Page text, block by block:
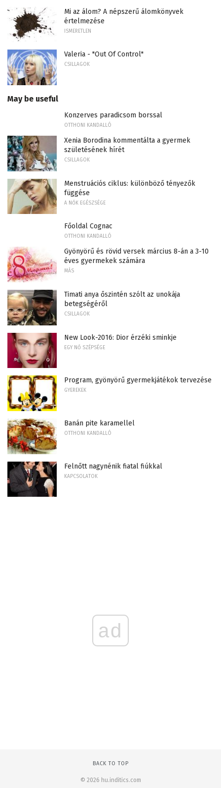
Mi az álom? A népszerű álomkönyvek
értelmezése
ISMERETLEN
Valeria - "Out Of Control"
CSILLAGOK
May be useful
Konzerves paradicsom borssal
OTTHONI KANDALLÓ
Xenia Borodina kommentálta a gyermek
születésének hírét
CSILLAGOK
Menstruációs ciklus: különböző tényezők
függése
A NŐK EGÉSZSÉGE
Főoldal Cognac
OTTHONI KANDALLÓ
Gyönyörű és rövid versek március 8-án a 3-10
éves gyermekek számára
MÁS
Timati anya őszintén szólt az unokája
betegségéről
CSILLAGOK
New Look-2016: Dior érzéki sminkje
EGY NŐ SZÉPSÉGE
Program, gyönyörű gyermekjátékok tervezése
GYEREKEK
Banán pite karamellel
OTTHONI KANDALLÓ
Felnőtt nagynénik fiatal fiúkkal
KAPCSOLATOK
ad
BACK TO TOP
© 2026 hu.inditics.com